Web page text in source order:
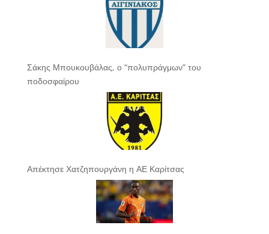
Σάκης Μπουκουβάλας, ο “πολυπράγμων” του
ποδοσφαίρου
Απέκτησε Χατζηπουργάνη η ΑΕ Καρίτσας